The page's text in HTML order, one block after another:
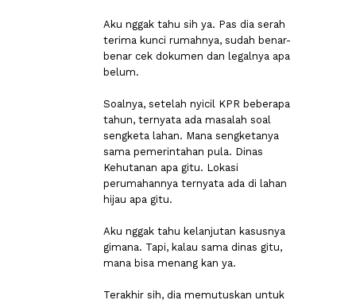
Aku nggak tahu sih ya. Pas dia serah
terima kunci rumahnya, sudah benar-
benar cek dokumen dan legalnya apa
belum.
Soalnya, setelah nyicil KPR beberapa
tahun, ternyata ada masalah soal
sengketa lahan. Mana sengketanya
sama pemerintahan pula. Dinas
Kehutanan apa gitu. Lokasi
perumahannya ternyata ada di lahan
hijau apa gitu.
Aku nggak tahu kelanjutan kasusnya
gimana. Tapi, kalau sama dinas gitu,
mana bisa menang kan ya.
Terakhir sih, dia memutuskan untuk